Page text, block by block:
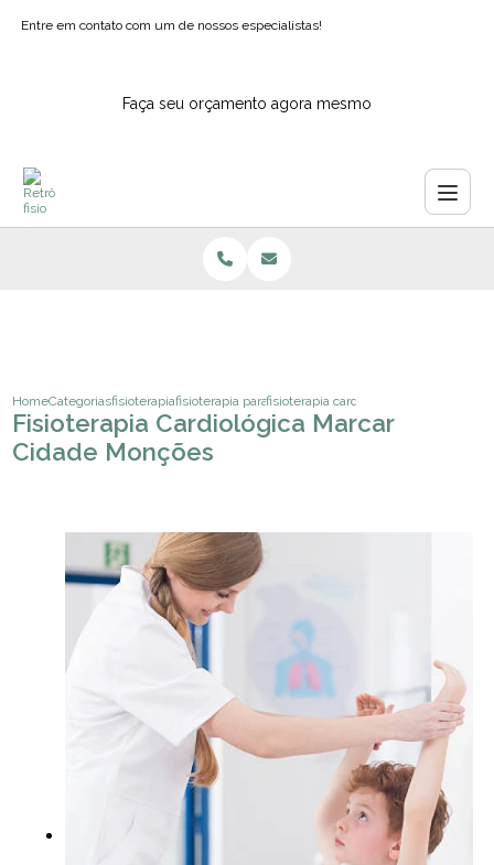
Entre em contato com um de nossos especialistas!
Faça seu orçamento agora mesmo
HomeCategoriasfisioterapiafisioterapia para idososfisioterapia cardiologica marcar cidade
Fisioterapia Cardiológica Marcar
Cidade Monções